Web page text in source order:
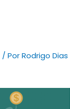
/ PorRodrigo Dias